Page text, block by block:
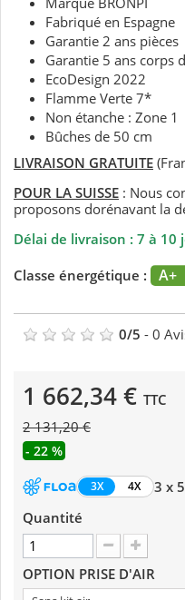
Fabriqué en Espagne
Garantie 2 ans pièces
Garantie 5 ans corps
EcoDesign 2022
Flamme Verte 7*
Non étanche : Zone 1
Bûches de 50 cm
LIVRAISON GRATUITE
POUR LA SUISSE : Nous
proposons dorénavant la
Délai de livraison : 7 à 10
Classe énergétique :
A+
0/5 - 0
1 662,34 € TTC
2 131,20 €
- 22 %
3X 4X
3 x
Quantité
OPTION PRISE D'AIR